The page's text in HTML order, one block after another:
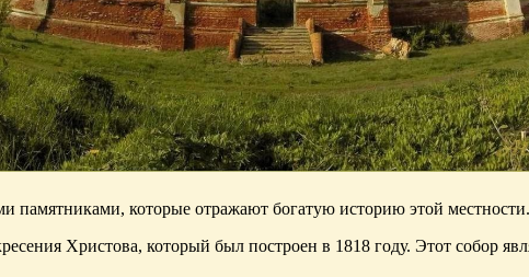
памятниками, которые отражают богатую историю этой местности.
Христова, который был построен в 1818 году. Этот собор